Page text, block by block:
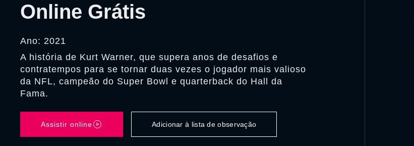
Online Grátis
Ano: 2021
A história de Kurt Warner, que supera anos de desafios e
contratempos para se tornar duas vezes o jogador mais valioso
da NFL, campeão do Super Bowl e quarterback do Hall da
Fama.
Assistir online Adicionar à lista de observação